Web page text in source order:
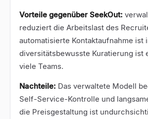
Vorteile gegenüber SeekOut:
reduziert die Arbeitslast des
automatisierte Kontaktaufnahme ist
diversitätsbewusste Kuratierung ist
viele Teams.
Nachteile: Das verwaltete Modell
Self-Service-Kontrolle und
die Preisgestaltung ist